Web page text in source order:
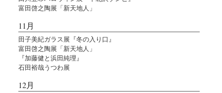
富田啓之陶展「新天地人」
11月
田子美紀ガラス展『冬の入り口』
富田啓之陶展「新天地人」
『加藤健と浜田純理』
石田裕哉うつわ展
12月